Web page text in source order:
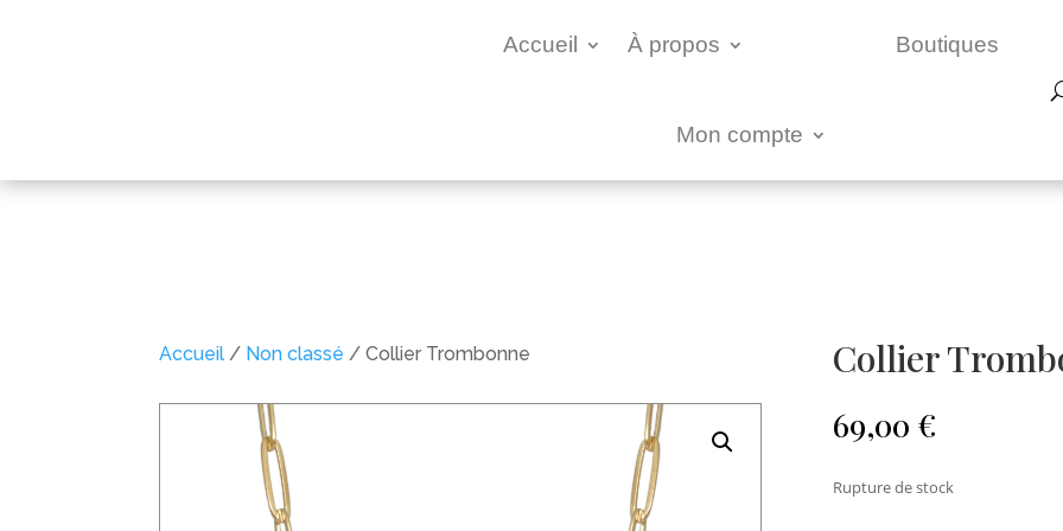
Accueil À propos Boutiques
Mon compte
Accueil / Non classé / Collier Trombonne Collier
69,00 €
Rupture de stock